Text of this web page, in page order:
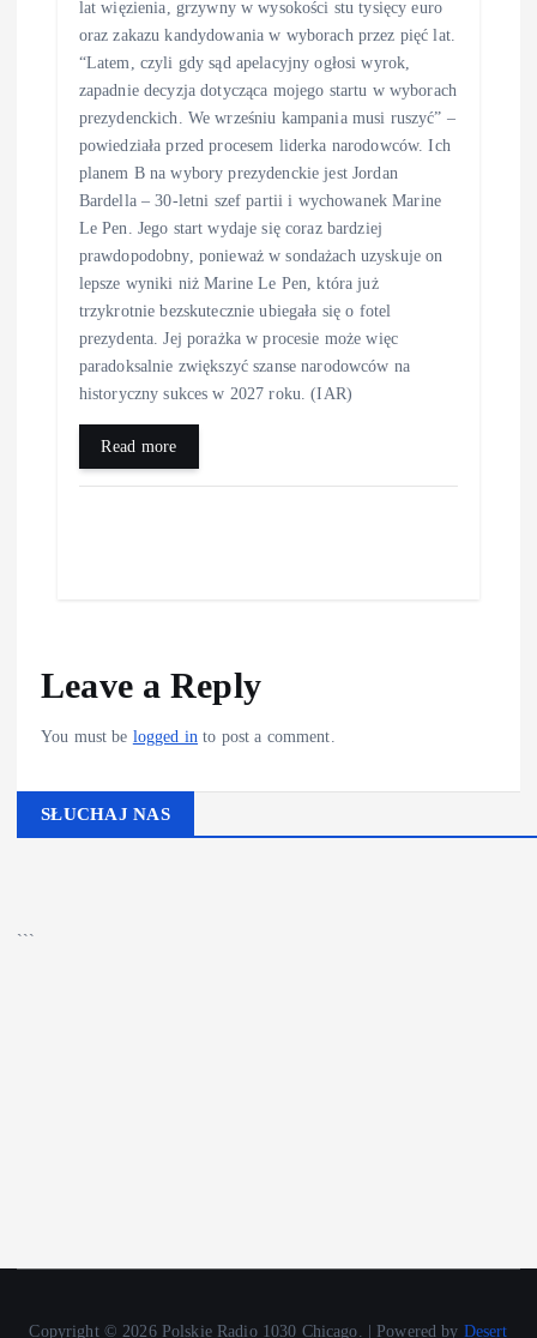
lat więzienia, grzywny w wysokości stu tysięcy euro
oraz zakazu kandydowania w wyborach przez pięć lat.
“Latem, czyli gdy sąd apelacyjny ogłosi wyrok,
zapadnie decyzja dotycząca mojego startu w wyborach
prezydenckich. We wrześniu kampania musi ruszyć” –
powiedziała przed procesem liderka narodowców. Ich
planem B na wybory prezydenckie jest Jordan
Bardella – 30-letni szef partii i wychowanek Marine
Le Pen. Jego start wydaje się coraz bardziej
prawdopodobny, ponieważ w sondażach uzyskuje on
lepsze wyniki niż Marine Le Pen, która już
trzykrotnie bezskutecznie ubiegała się o fotel
prezydenta. Jej porażka w procesie może więc
paradoksalnie zwiększyć szanse narodowców na
historyczny sukces w 2027 roku. (IAR)
Read more
Leave a Reply
You must be logged in to post a comment.
SŁUCHAJ NAS
```
Copyright © 2026 Polskie Radio 1030 Chicago. | Powered by Desert